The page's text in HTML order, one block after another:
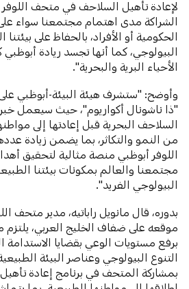
لإعادة تأهيل السلاحف في متحف اللوفر
الشراكة مدى اهتمام مجتمعنا سواء
الحكومية أو الأفراد، بالحفاظ على بيئتنا
البيولوجي، كما أنها تجسد ريادة أبوظبي
الأحياء البرية والبحرية".
وأوضح: "ستشرف هيئة البيئة-أبوظبي
"ذا ناشونال أكواريوم"، حيث سيعمل
السلاحف البحرية قبل إعادتها إلى
من النمو والتكاثر، بما يضمن زيادة
اللوفر أبوظبي منصة مثالية لتحقيق
مجتمعنا والعالم بمكونات بيئتنا
البيولوجي الفريد".
بدوره، قال مانويل راباتيه، مدير متحف
موقعه على ضفاف الخليج العربي، يلتزم
برفع مستويات الوعي بقضايا الاستدامة
التنوع البيولوجي وعناصر البيئة
بمشاركة المتحف في برنامج إعادة